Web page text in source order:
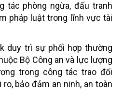
tác phòng ngừa, đấu tranh
pháp luật trong lĩnh vực tài
duy trì sự phối hợp thường
Bộ Công an và lực lượng
trong công tác trao đổi
bảo đảm an ninh, an toàn